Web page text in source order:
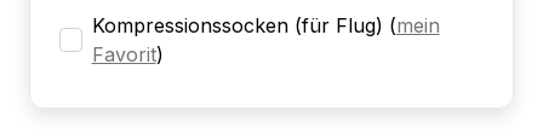
Kompressionssocken (für Flug) (mein
Favorit)